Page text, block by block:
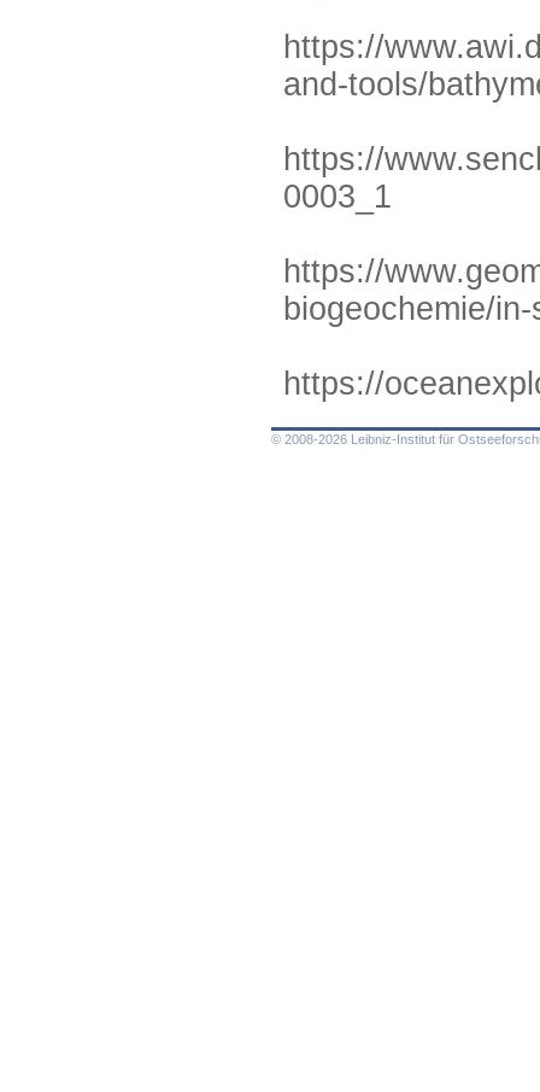
https://
and-tools/
https://
0003_1
https://
biogeochemie/
https://
© 2008-2026 Leibniz-Institut für